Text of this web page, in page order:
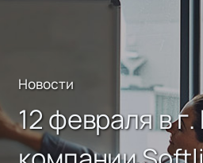
Новости
12 февраля в